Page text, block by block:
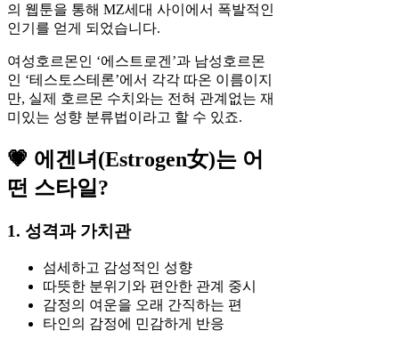
의 웹툰을 통해 MZ세대 사이에서 폭발적인
인기를 얻게 되었습니다.
여성호르몬인 ‘에스트로겐’과 남성호르몬
인 ‘테스토스테론’에서 각각 따온 이름이지
만, 실제 호르몬 수치와는 전혀 관계없는 재
미있는 성향 분류법이라고 할 수 있죠.
💗 에겐녀(Estrogen女)는 어
떤 스타일?
1. 성격과 가치관
섬세하고 감성적인 성향
따뜻한 분위기와 편안한 관계 중시
감정의 여운을 오래 간직하는 편
타인의 감정에 민감하게 반응